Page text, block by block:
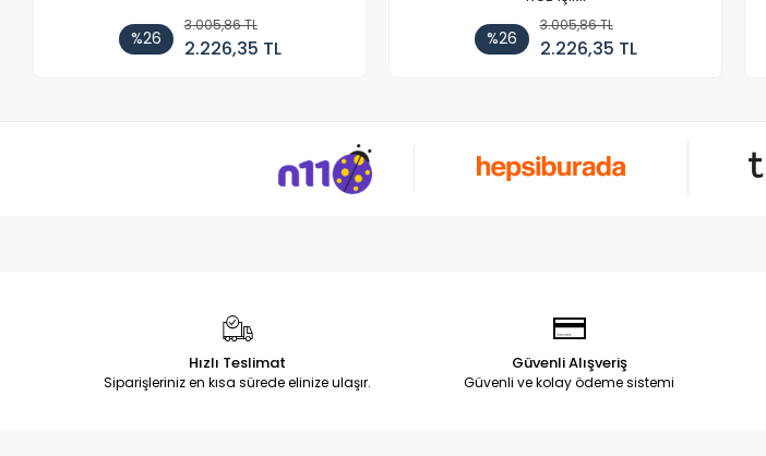
%26
3.005,86 TL
2.226,35 TL %26
3.005,86 TL
2.226,35 TL
Hızlı Teslimat
Siparişleriniz en kısa sürede elinize ulaşır.
Güvenli Alışveriş
Güvenli ve kolay ödeme sistemi